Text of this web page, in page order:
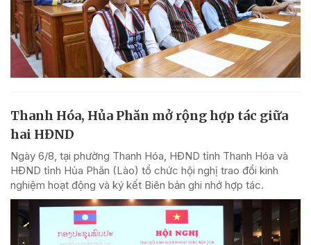
Thanh Hóa, Hủa Phăn mở rộng hợp tác giữa
hai HĐND
Ngày 6/8, tại phường Thanh Hóa, HĐND tỉnh Thanh Hóa và
HĐND tỉnh Hủa Phăn (Lào) tổ chức hội nghị trao đổi kinh
nghiệm hoạt động và ký kết Biên bản ghi nhớ hợp tác.